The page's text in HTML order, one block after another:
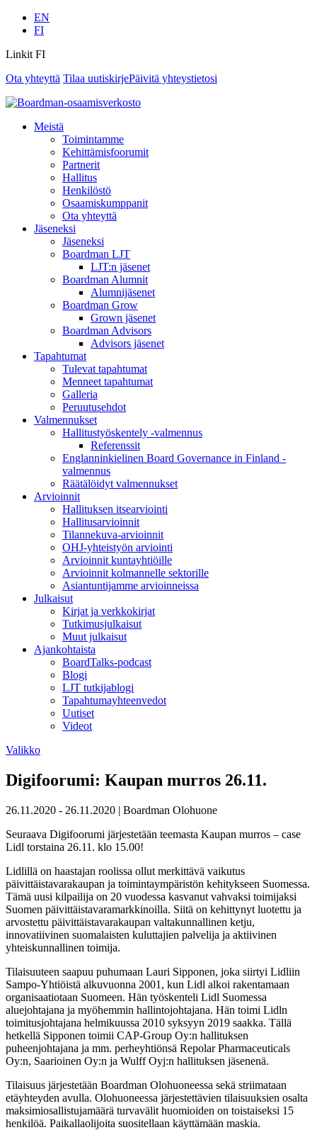
EN
FI
Linkit FI
Ota yhteyttä Tilaa uutiskirjePäivitä yhteystietosi
Meistä
Toimintamme
Kehittämisfoorumit
Partnerit
Hallitus
Henkilöstö
Osaamiskumppanit
Ota yhteyttä
Jäseneksi
Jäseneksi
Boardman LJT
LJT:n jäsenet
Boardman Alumnit
Alumnijäsenet
Boardman Grow
Grown jäsenet
Boardman Advisors
Advisors jäsenet
Tapahtumat
Tulevat tapahtumat
Menneet tapahtumat
Galleria
Peruutusehdot
Valmennukset
Hallitustyöskentely -valmennus
Referenssit
Englanninkielinen Board Governance in Finland -
valmennus
Räätälöidyt valmennukset
Arvioinnit
Hallituksen itsearviointi
Hallitusarvioinnit
Tilannekuva-arvioinnit
OHJ-yhteistyön arviointi
Arvioinnit kuntayhtiöille
Arvioinnit kolmannelle sektorille
Asiantuntijamme arvioinneissa
Julkaisut
Kirjat ja verkkokirjat
Tutkimusjulkaisut
Muut julkaisut
Ajankohtaista
BoardTalks-podcast
Blogi
LJT tutkijablogi
Tapahtumayhteenvedot
Uutiset
Videot
Valikko
Digifoorumi: Kaupan murros 26.11.
26.11.2020 - 26.11.2020 | Boardman Olohuone
Seuraava Digifoorumi järjestetään teemasta Kaupan murros – case
Lidl torstaina 26.11. klo 15.00!
Lidlillä on haastajan roolissa ollut merkittävä vaikutus
päivittäistavarakaupan ja toimintaympäristön kehitykseen Suomessa.
Tämä uusi kilpailija on 20 vuodessa kasvanut vahvaksi toimijaksi
Suomen päivittäistavaramarkkinoilla. Siitä on kehittynyt luotettu ja
arvostettu päivittäistavarakaupan valtakunnallinen ketju,
innovatiivinen suomalaisten kuluttajien palvelija ja aktiivinen
yhteiskunnallinen toimija.
Tilaisuuteen saapuu puhumaan Lauri Sipponen, joka siirtyi Lidliin
Sampo-Yhtiöistä alkuvuonna 2001, kun Lidl alkoi rakentamaan
organisaatiotaan Suomeen. Hän työskenteli Lidl Suomessa
aluejohtajana ja myöhemmin hallintojohtajana. Hän toimi Lidln
toimitusjohtajana helmikuussa 2010 syksyyn 2019 saakka. Tällä
hetkellä Sipponen toimii CAP-Group Oy:n hallituksen
puheenjohtajana ja mm. perheyhtiönsä Repolar Pharmaceuticals
Oy:n, Saarioinen Oy:n ja Wulff Oyj:n hallituksen jäsenenä.
Tilaisuus järjestetään Boardman Olohuoneessa sekä striimataan
etäyhteyden avulla. Olohuoneessa järjestettävien tilaisuuksien osalta
maksimiosallistujamäärä turvavälit huomioiden on toistaiseksi 15
henkilöä. Paikallaolijoita suositellaan käyttämään maskia.